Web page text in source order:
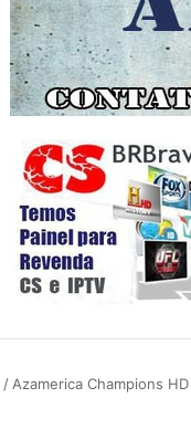
/ Azamerica Champions